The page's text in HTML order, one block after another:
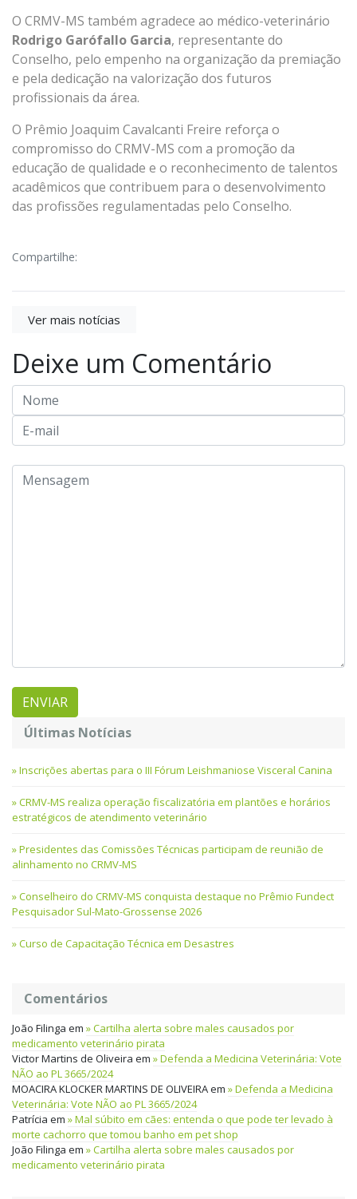
O CRMV-MS também agradece ao médico-veterinário
Rodrigo Garófallo Garcia, representante do
Conselho, pelo empenho na organização da premiação
e pela dedicação na valorização dos futuros
profissionais da área.
O Prêmio Joaquim Cavalcanti Freire reforça o
compromisso do CRMV-MS com a promoção da
educação de qualidade e o reconhecimento de talentos
acadêmicos que contribuem para o desenvolvimento
das profissões regulamentadas pelo Conselho.
Compartilhe:
Ver mais notícias
Deixe um Comentário
Últimas Notícias
Inscrições abertas para o III Fórum Leishmaniose Visceral Canina
CRMV-MS realiza operação fiscalizatória em plantões e horários
estratégicos de atendimento veterinário
Presidentes das Comissões Técnicas participam de reunião de
alinhamento no CRMV-MS
Conselheiro do CRMV-MS conquista destaque no Prêmio Fundect
Pesquisador Sul-Mato-Grossense 2026
Curso de Capacitação Técnica em Desastres
Comentários
João Filinga em
Cartilha alerta sobre males causados por
medicamento veterinário pirata
Victor Martins de Oliveira em
Defenda a Medicina Veterinária: Vote
NÃO ao PL 3665/2024
MOACIRA KLOCKER MARTINS DE OLIVEIRAem
Defenda a Medicina
Veterinária: Vote NÃO ao PL 3665/2024
Patrícia em
Mal súbito em cães: entenda o que pode ter levado à
morte cachorro que tomou banho em pet shop
João Filinga em
Cartilha alerta sobre males causados por
medicamento veterinário pirata